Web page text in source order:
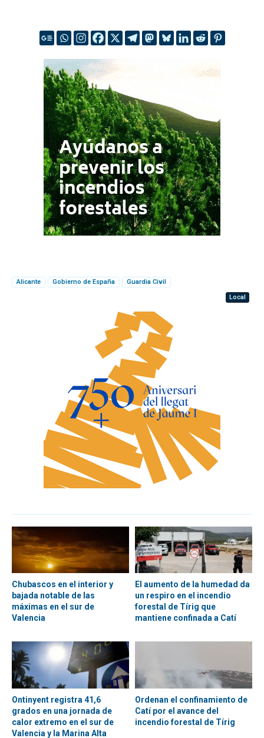
Alicante Gobierno de España
Guardia Civil
Local
Chubascos en el interior y
bajada notable de las
máximas en el sur de
Valencia
El aumento de la humedad da
un respiro en el incendio
forestal de Tírig que
mantiene confinada a Catí
Ontinyent registra 41,6
grados en una jornada de
calor extremo en el sur de
Valencia y la Marina Alta
Ordenan el confinamiento de
Catí por el avance del
incendio forestal de Tírig